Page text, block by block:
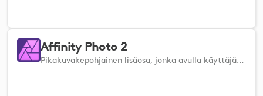
Affinity Photo 2
Pikakuvakepohjainen lisäosa, jonka avulla käyttäjät voivat käyttää Affinity Photon yleisimpiä komentoja.